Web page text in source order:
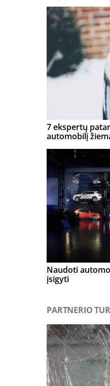
7 ekspertų
automobilį
Naudoti
įsigyti
PARTNERIO